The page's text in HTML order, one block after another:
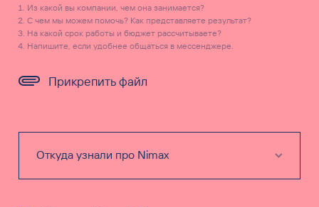
Прикрепить файл
Из какой вы компании, чем она занимается?
С чем мы можем помочь? Как представляете результат?
На какой срок работы и бюджет рассчитываете?
Напишите, если удобнее общаться в мессенджере.